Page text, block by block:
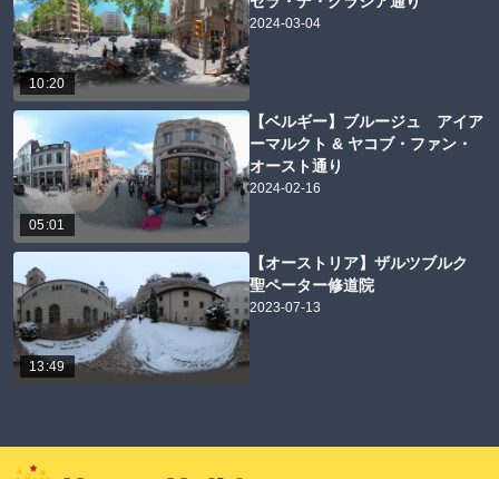
10:20
2024-03-04
05:01
【ベルギー】ブルージュ アイア
ーマルクト & ヤコブ・ファン・
オースト通り
2024-02-16
13:49
【オーストリア】ザルツブルク
聖ペーター修道院
2023-07-13